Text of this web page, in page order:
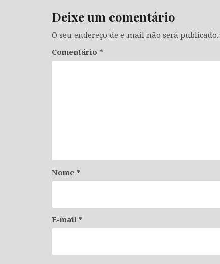
Deixe um comentário
O seu endereço de e-mail não será publicado.
Comentário *
Nome *
E-mail *